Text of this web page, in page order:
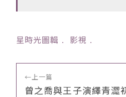
星時光圖輯 ﹒ 影視 ﹒
←上一篇
曾之喬與王子演繹青澀